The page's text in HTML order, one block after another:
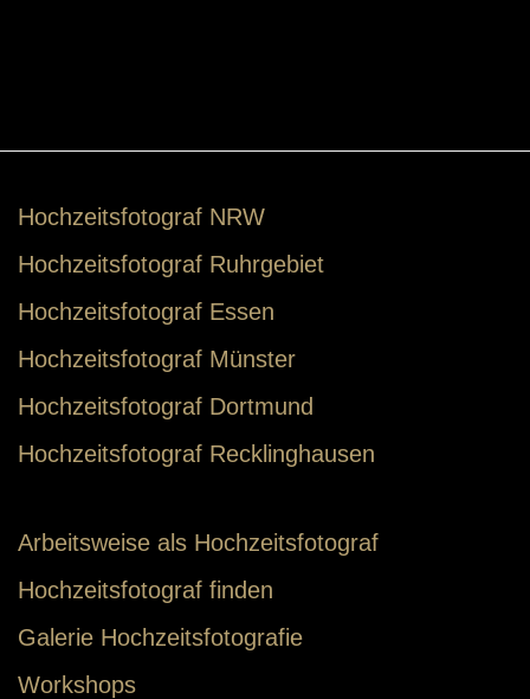
Hochzeitsfotograf NRW
Hochzeitsfotograf Ruhrgebiet
Hochzeitsfotograf Essen
Hochzeitsfotograf Münster
Hochzeitsfotograf Dortmund
Hochzeitsfotograf Recklinghausen
Arbeitsweise als Hochzeitsfotograf
Hochzeitsfotograf finden
Galerie Hochzeitsfotografie
Workshops